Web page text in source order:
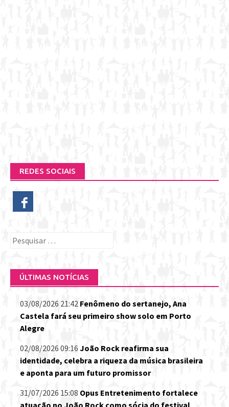
REDES SOCIAIS
Pesquisar
ÚLTIMAS NOTÍCIAS
03/08/2026 21:42 Fenômeno do sertanejo, Ana
Castela fará seu primeiro show solo em Porto
Alegre
02/08/2026 09:16 João Rock reafirma sua
identidade, celebra a riqueza da música brasileira
e aponta para um futuro promissor
31/07/2026 15:08 Opus Entretenimento fortalece
atuação no João Rock como sócia do festival